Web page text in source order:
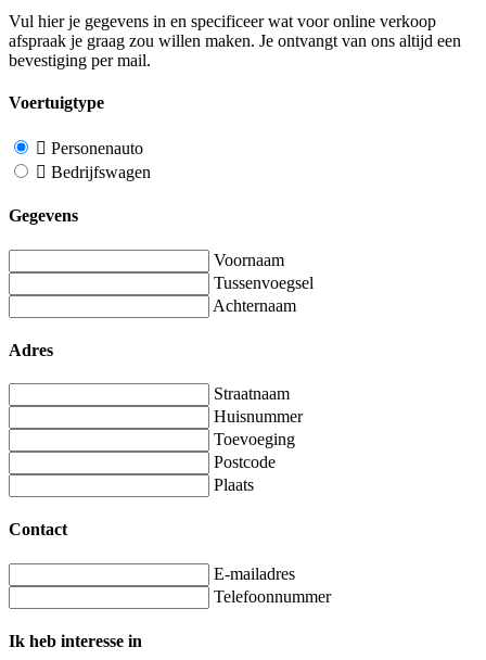
Vul hier je gegevens in en specificeer wat voor online verkoop
afspraak je graag zou willen maken. Je ontvangt van ons altijd een
bevestiging per mail.
Voertuigtype
Personenauto
Bedrijfswagen
Gegevens
Voornaam
Tussenvoegsel
Achternaam
Adres
Straatnaam
Huisnummer
Toevoeging
Postcode
Plaats
Contact
E-mailadres
Telefoonnummer
Ik heb interesse in